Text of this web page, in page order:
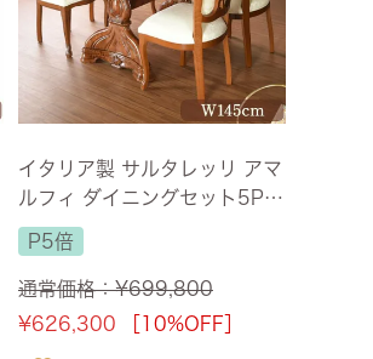
イタリア製 サルタレッリ アマ
ルフィ ダイニングセット5P 4
人掛け ブラウン 幅145cm
【送料無料/設置サービス付】
P5倍
通常価格：¥699,800
¥626,300 ［10%OFF］